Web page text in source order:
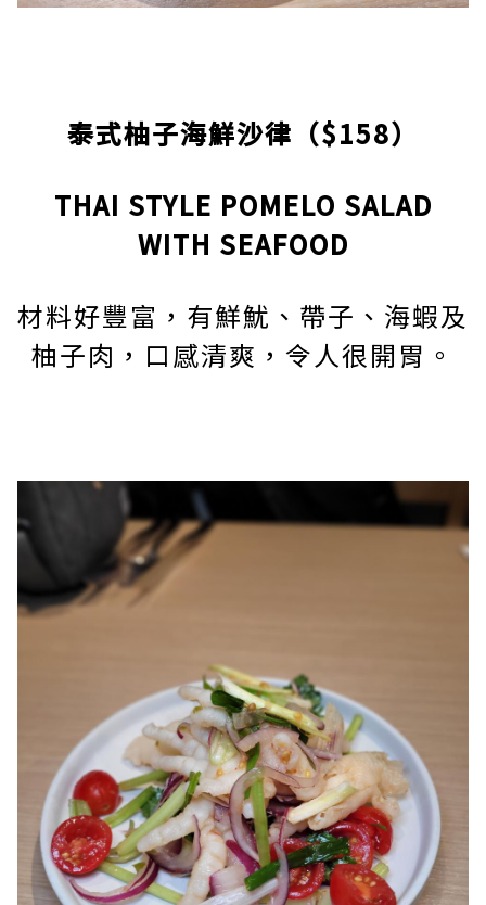
泰式柚子海鮮沙律（$158）
THAI STYLE POMELO SALAD
WITH SEAFOOD
材料好豐富，有鮮魷、帶子、海蝦及
柚子肉，口感清爽，令人很開胃。